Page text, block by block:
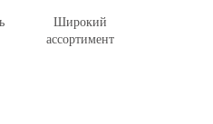
Широкий
ассортимент